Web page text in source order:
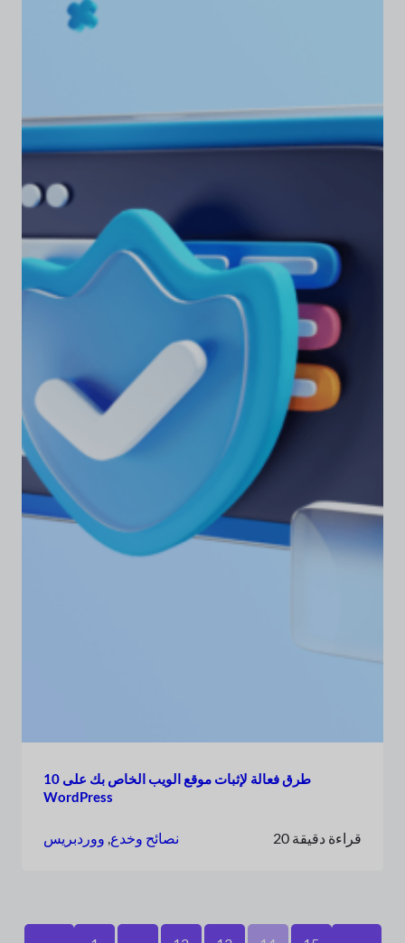
10 طرق فعالة لإثبات موقع الويب الخاص بك على
WordPress
نصائح وخدع ووردبريس 20 قراءة دقيقة